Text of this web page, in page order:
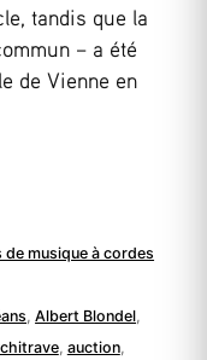
tandis que la
– a été
de Vienne en
de musique à cordes
,Albert Blondel,
, auction,